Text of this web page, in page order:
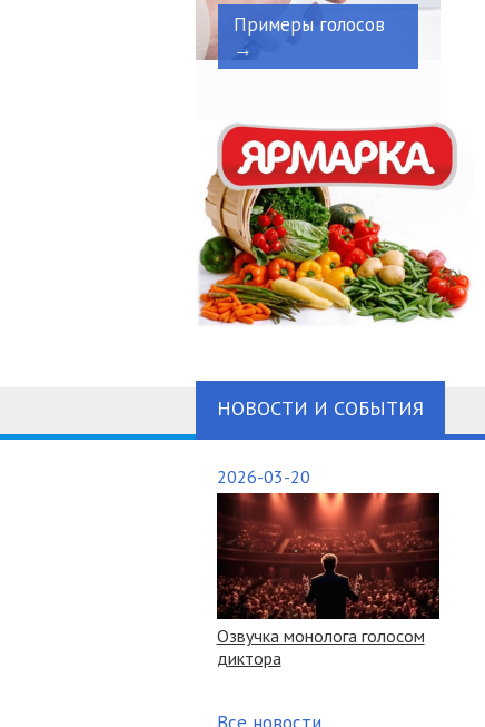
Примеры голосов
→
НОВОСТИ И СОБЫТИЯ
2026-03-20
Озвучка монолога голосом
диктора